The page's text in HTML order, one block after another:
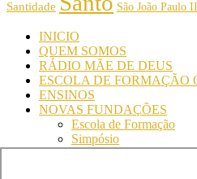
Santidade
São João Paulo II
INICIO
QUEM SOMOS
RÁDIO MÃE DE DEUS
ESCOLA DE FORMAÇÃO
ENSINOS
NOVAS FUNDAÇÕES
Escola de Formação
Simpósio